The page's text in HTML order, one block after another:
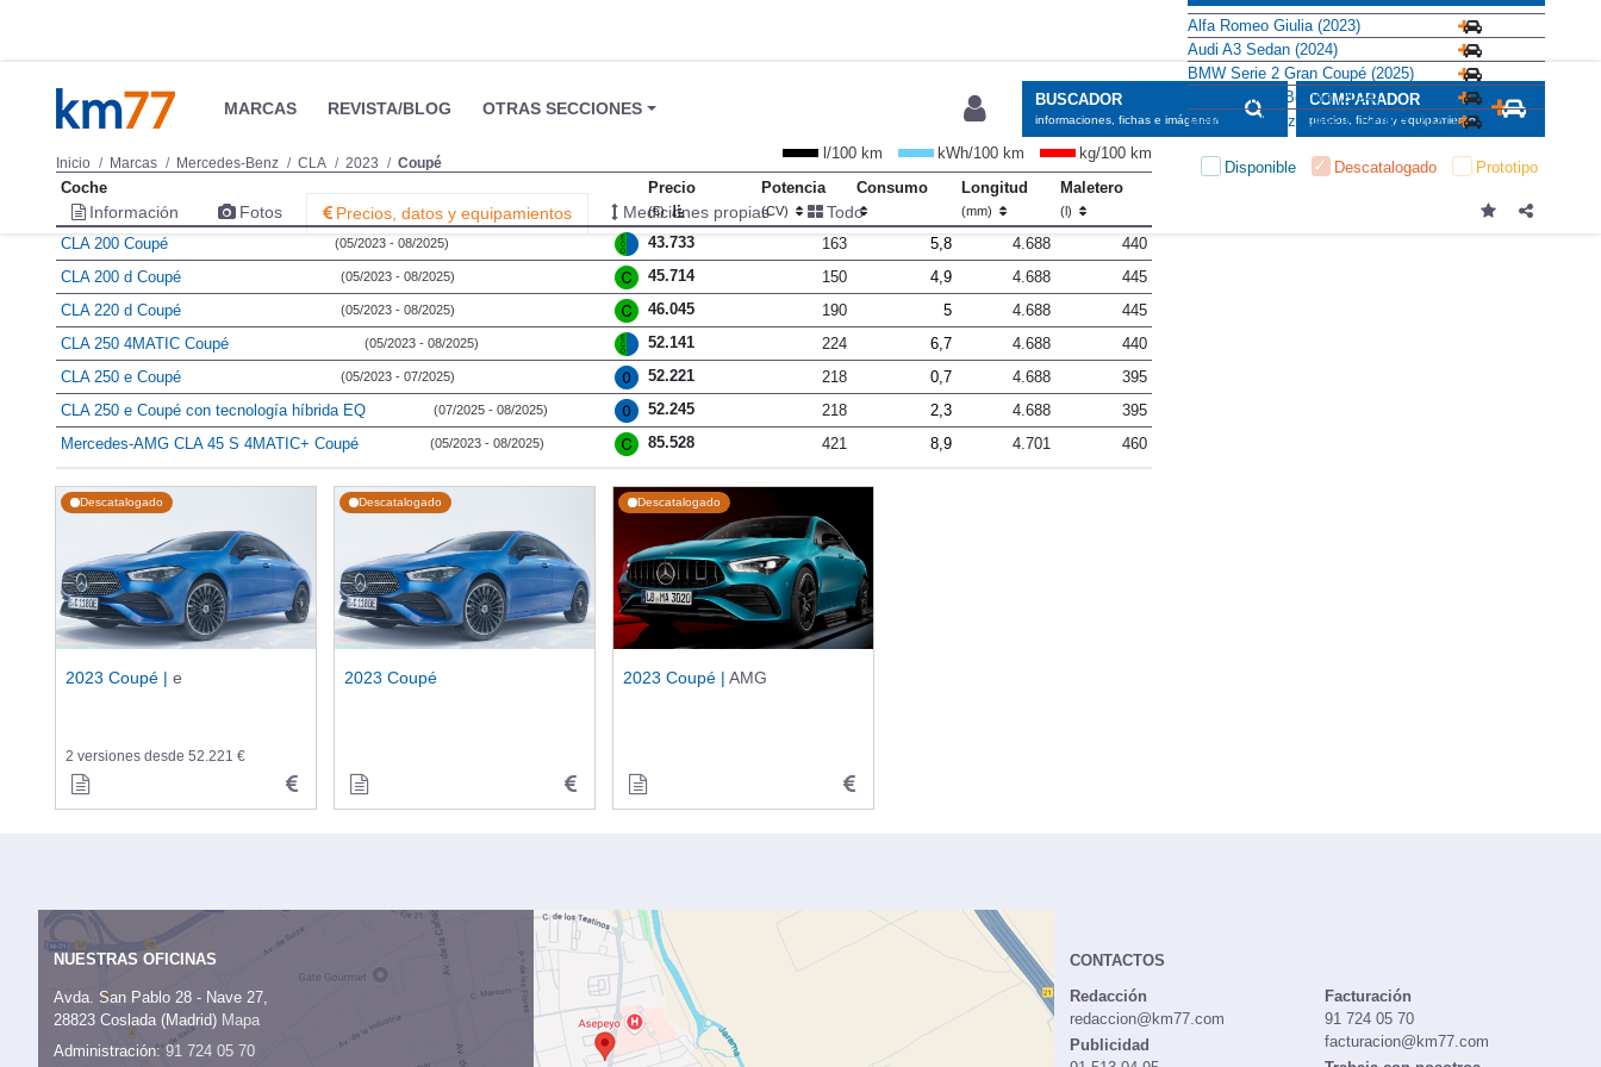
MARCAS REVISTA/BLOG OTRAS SECCIONES BUSCADOR
informaciones, fichas e imágenes
COMPARADOR
precios, fichas y equipamiento
Inicio Marcas Mercedes-Benz CLA 2023 Coupé Disponible Descatalogado Prototipo
Información Fotos Precios, datos y equipamientos Mediciones propias Todo
l/100 km kWh/100 km
kg/100 km
Coche
Precio
(€)
Potencia
(CV)
Consumo Longitud
(mm)
Maletero
(l)
CLA 200 Coupé (05/2023 - 08/2025) 43.733 163 5,8 4.688
440
CLA 200 d Coupé
(05/2023 - 08/2025) 45.714 150 4,9 4.688
445
CLA 220 d Coupé
(05/2023 - 08/2025) 46.045 190 5 4.688
445
CLA 250 4MATIC Coupé
(05/2023 - 08/2025) 52.141 224 6,7 4.688
440
CLA 250 e Coupé
(05/2023 - 07/2025) 52.221 218 0,7 4.688
395
CLA 250 e Coupé con tecnología híbrida EQ
(07/2025 - 08/2025) 52.245 218 2,3 4.688
395
Mercedes-AMG CLA 45 S 4MATIC+ Coupé
(05/2023 - 08/2025) 85.528 421 8,9 4.701 460
Descatalogado
2023 Coupé | e
2 versiones desde 52.221 €
Descatalogado
2023 Coupé
Descatalogado
2023 Coupé | AMG
Alfa Romeo Giulia (2023)
Audi A3 Sedan (2024)
BMW Serie 2 Gran Coupé (2025)
BMW Serie 3 Berlina (2024)
Mercedes-Benz Clase C Berlina (2021)
NUESTRAS OFICINAS
Avda. San Pablo 28 - Nave 27,
28823 Coslada (Madrid) Mapa
Administración:91 724 05 70
CONTACTOS
Redacción
redaccion@km77.com
Publicidad
Facturación
91 724 05 70
facturacion@km77.com